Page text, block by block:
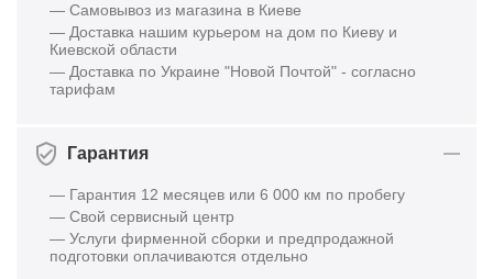
— Самовывоз из магазина в Киеве
— Доставка нашим курьером на дом по Киеву и
Киевской области
— Доставка по Украине "Новой Почтой" - согласно
тарифам
Гарантия
— Гарантия 12 месяцев или 6 000 км по пробегу
— Свой сервисный центр
— Услуги фирменной сборки и предпродажной
подготовки оплачиваются отдельно